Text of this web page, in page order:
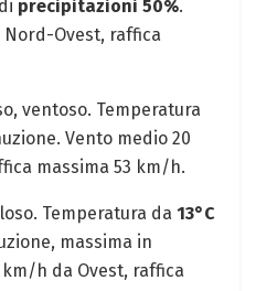
precipitazioni 50%.
Ovest, raffica
ventoso. Temperatura
Vento medio 20
massima 53 km/h.
Temperatura da 13°C
massima in
h da Ovest, raffica